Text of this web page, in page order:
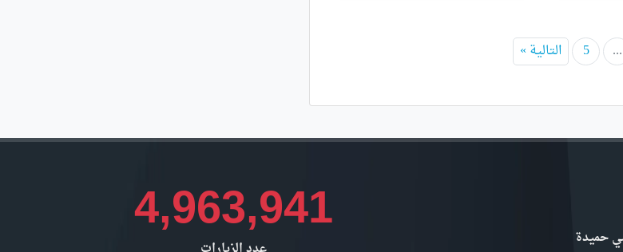
...
5 التالية »
4,963,941